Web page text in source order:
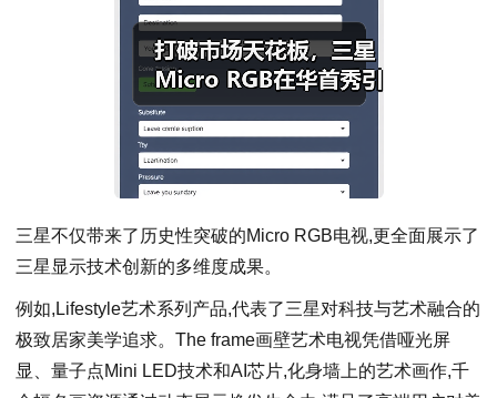
三星不仅带来了历史性突破的Micro RGB电视,更全面展示了
三星显示技术创新的多维度成果。
例如,Lifestyle艺术系列产品,代表了三星对科技与艺术融合的
极致居家美学追求。The frame画壁艺术电视凭借哑光屏
显、量子点Mini LED技术和AI芯片,化身墙上的艺术画作,千